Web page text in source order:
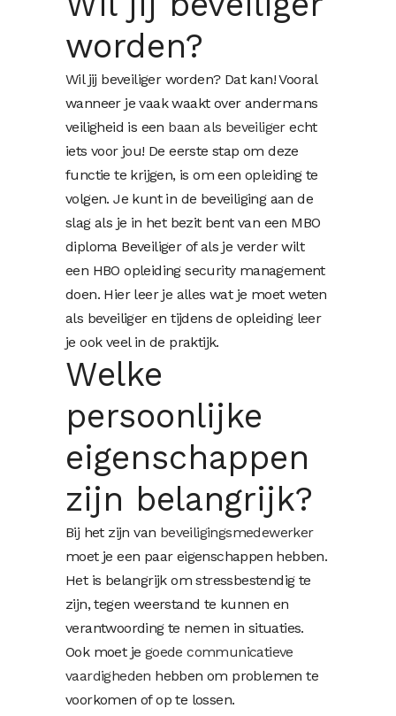
worden?
Wil jij beveiliger worden? Dat kan! Vooral
wanneer je vaak waakt over andermans
veiligheid is een baan als beveiligerecht
iets voor jou! De eerste stap om deze
functie te krijgen, is om een opleiding te
volgen. Je kunt in de beveiliging aan de
slag als je in het bezit bent van een MBO
diploma Beveiliger of als je verder wilt
een HBO opleiding security management
doen. Hier leer je alles wat je moet weten
als beveiliger en tijdens de opleiding leer
je ook veel in de praktijk.
Welke
persoonlijke
eigenschappen
zijn belangrijk?
Bij het zijn van beveiligingsmedewerker
moet je een paar eigenschappen hebben.
Het is belangrijk om stressbestendig te
zijn, tegen weerstand te kunnen en
verantwoording te nemen in situaties.
Ook moet je goede communicatieve
vaardigheden hebben om problemen te
voorkomen of op te lossen.